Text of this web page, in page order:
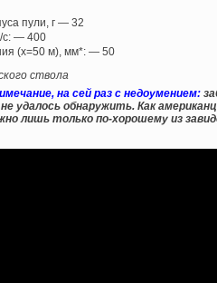
пули, г — 32
с: — 400
(х=50 м), мм*: — 50
ствола
на сей раз с недоумением:
удалось обнаружить. Как
лишь только по-хорошему из